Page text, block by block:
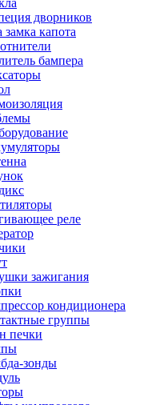
дворников
замка капота
бампера
реле
зажигания
кондиционера
группы
печки
зонды